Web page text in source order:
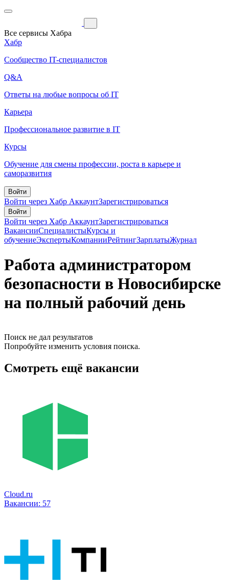
Все сервисы Хабра
Хабр
Сообщество IT-специалистов
Q&A
Ответы на любые вопросы об IT
Карьера
Профессиональное развитие в IT
Курсы
Обучение для смены профессии, роста в карьере и
саморазвития
Войти
Войти через Хабр АккаунтЗарегистрироваться
Войти
Войти через Хабр АккаунтЗарегистрироваться
ВакансииСпециалистыКурсы и
обучениеЭкспертыКомпанииРейтингЗарплатыЖурнал
Работа администратором
безопасности в Новосибирске
на полный рабочий день
Поиск не дал результатов
Попробуйте изменить условия поиска.
Смотреть ещё вакансии
Cloud.ru
Вакансии: 57